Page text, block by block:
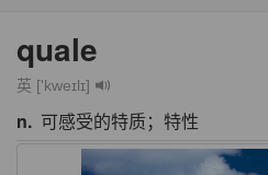
quale
英 ['kweɪlɪ]
n. 可感受的特质；特性